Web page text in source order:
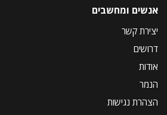
אנשים ומחשבים
יצירת קשר
דרושים
אודות
הנמר
הצהרת נגישות